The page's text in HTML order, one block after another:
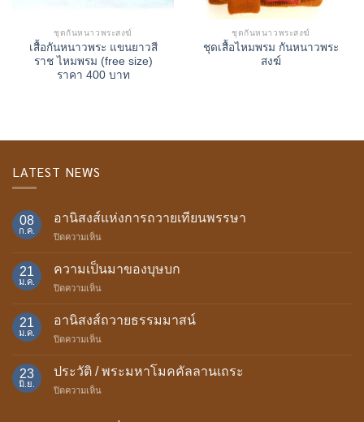
ชุดกันหนาวพระสงฆ์
เสื้อกันหนาวพระ แขนยาวสี
ราช ไหมพรม (free size)
ราคา 400 บาท
ชุดกันหนาวพระสงฆ์
ชุดเสื้อไหมพรม กันหนาวพระ
สงฆ์
LATEST NEWS
08
ก.ค.
อานิสงส์แห่งการถวายเทียนพรรษา
ปิดความเห็น
ถวาย
พรรษา
21
ม.ค.
ความเป็นมาของบุษบก
ปิดความเห็น
ของ
21
ม.ค.
อานิสงส์ถวายธรรมมาสน์
ปิดความเห็น
ถวาย
มา
23
มิ.ย.
ประวัติ / พระมหาโมคคัลลานเถระ
ปิดความเห็น